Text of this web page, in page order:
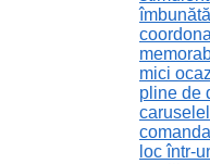
mici
pline de
loc într-